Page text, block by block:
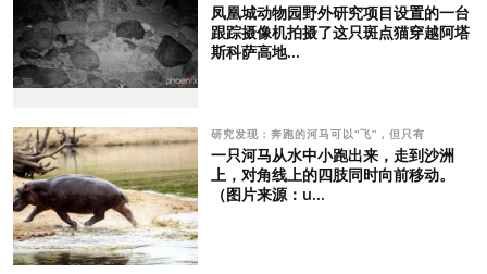
凤凰城动物园野外研究项目设置的一台
跟踪摄像机拍摄了这只斑点猫穿越阿塔
斯科萨高地...
研究发现：奔跑的河马可以“飞”，但只有
一只河马从水中小跑出来，走到沙洲
上，对角线上的四肢同时向前移动。
（图片来源：u...